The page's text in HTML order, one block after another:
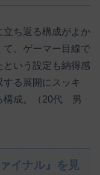
立ち返る構成がよか
て、ゲーマー目線で
という設定も納得感
る展開にスッキ
構成。（20代 男
イナル』を見